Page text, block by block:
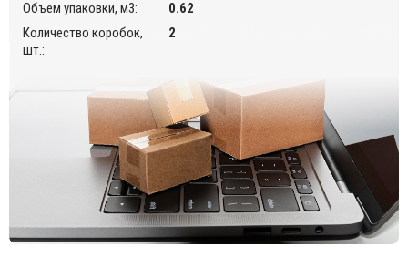
Цена на сайте указана за модель с хромированными
ножками и обивкой из экокожи Aurea. Цены на другие
Объем упаковки, м3:
0.62
Количество коробок,
шт.:
2